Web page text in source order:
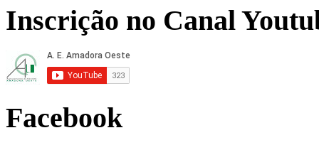
Inscrição no Canal
Facebook